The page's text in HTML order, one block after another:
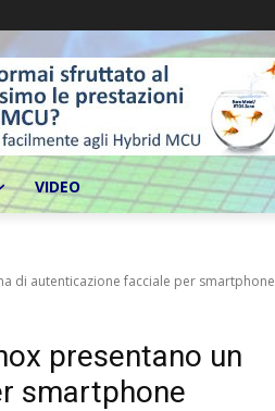
VIDEO
di autenticazione facciale per smartphone
presentano un
smartphone